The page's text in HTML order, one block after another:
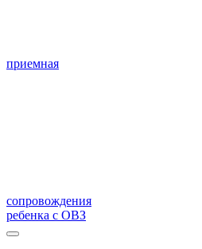
приемная
сопровождения
ребенка с ОВЗ